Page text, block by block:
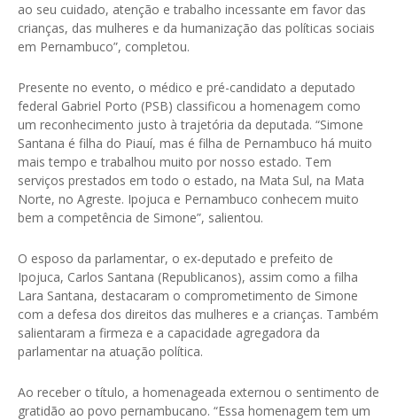
ao seu cuidado, atenção e trabalho incessante em favor das
crianças, das mulheres e da humanização das políticas sociais
em Pernambuco”, completou.
Presente no evento, o médico e pré-candidato a deputado
federal Gabriel Porto (PSB) classificou a homenagem como
um reconhecimento justo à trajetória da deputada. “Simone
Santana é filha do Piauí, mas é filha de Pernambuco há muito
mais tempo e trabalhou muito por nosso estado. Tem
serviços prestados em todo o estado, na Mata Sul, na Mata
Norte, no Agreste. Ipojuca e Pernambuco conhecem muito
bem a competência de Simone”, salientou.
O esposo da parlamentar, o ex-deputado e prefeito de
Ipojuca, Carlos Santana (Republicanos), assim como a filha
Lara Santana, destacaram o comprometimento de Simone
com a defesa dos direitos das mulheres e a crianças. Também
salientaram a firmeza e a capacidade agregadora da
parlamentar na atuação política.
Ao receber o título, a homenageada externou o sentimento de
gratidão ao povo pernambucano. “Essa homenagem tem um